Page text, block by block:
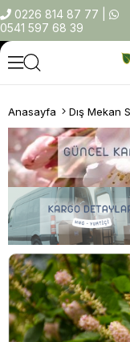
0226 814 87 77
0541 597 68 39
Anasayfa Dış Mekan